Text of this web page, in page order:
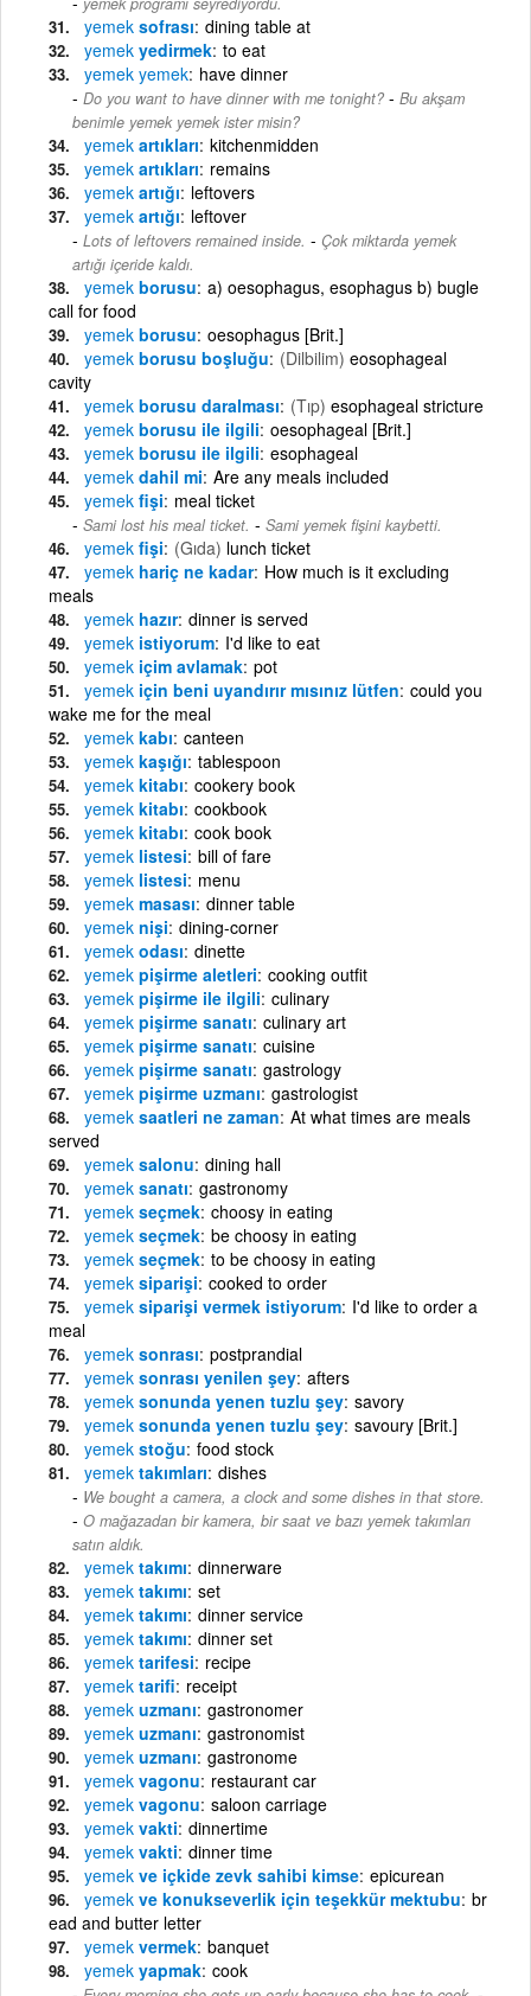
yemek sofrası dining table at
yemek yedirmek to eat
yemek yemek have dinner
Do you want to have dinner with me tonight? - Bu akşam
benimle yemek yemek ister misin?
yemek artıkları kitchenmidden
yemek artıkları remains
yemek artığı leftovers
yemek artığı leftover
Lots of leftovers remained inside. - Çok miktarda yemek
artığı içeride kaldı.
yemek borusu a) oesophagus, esophagus b) bugle
call for food
yemek borusu oesophagus [Brit.]
yemek borusu boşluğu (Dilbilim) eosophageal
cavity
yemek borusu daralması (Tıp) esophageal stricture
yemek borusu ile ilgili oesophageal [Brit.]
yemek borusu ile ilgili esophageal
yemek dahil mi Are any meals included
yemek fişi meal ticket
Sami lost his meal ticket. - Sami yemek fişini kaybetti.
yemek fişi (Gıda) lunch ticket
yemek hariç ne kadar How much is it excluding
meals
yemek hazır dinner is served
yemek istiyorum I'd like to eat
yemek içim avlamak pot
yemek için beni uyandırır mısınız lütfen could you
wake me for the meal
yemek kabı canteen
yemek kaşığı tablespoon
yemek kitabı cookery book
yemek kitabı cookbook
yemek kitabı cook book
yemek listesi bill of fare
yemek listesi menu
yemek masası dinner table
yemek nişi dining-corner
yemek odası dinette
yemek pişirme aletleri cooking outfit
yemek pişirme ile ilgili culinary
yemek pişirme sanatı culinary art
yemek pişirme sanatı cuisine
yemek pişirme sanatı gastrology
yemek pişirme uzmanı gastrologist
yemek saatleri ne zaman At what times are meals
served
yemek salonu dining hall
yemek sanatı gastronomy
yemek seçmek choosy in eating
yemek seçmek be choosy in eating
yemek seçmek to be choosy in eating
yemek siparişi cooked to order
yemek siparişi vermek istiyorum I'd like to order a
meal
yemek sonrası postprandial
yemek sonrası yenilen şey afters
yemek sonunda yenen tuzlu şey savory
yemek sonunda yenen tuzlu şey savoury [Brit.]
yemek stoğu food stock
yemek takımları dishes
We bought a camera, a clock and some dishes in that store.
- O mağazadan bir kamera, bir saat ve bazı yemek takımları
satın aldık.
yemek takımı dinnerware
yemek takımı set
yemek takımı dinner service
yemek takımı dinner set
yemek tarifesi recipe
yemek tarifi receipt
yemek uzmanı gastronomer
yemek uzmanı gastronomist
yemek uzmanı gastronome
yemek vagonu restaurant car
yemek vagonu saloon carriage
yemek vakti dinnertime
yemek vakti dinner time
yemek ve içkide zevk sahibi kimse epicurean
yemek ve konukseverlik için teşekkür mektubu br
ead and butter letter
yemek vermek banquet
yemek yapmak cook